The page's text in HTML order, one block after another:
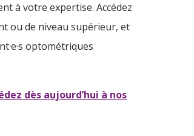
à votre expertise. Accédez
ou de niveau supérieur, et
optométriques
dès aujourd’hui à nos